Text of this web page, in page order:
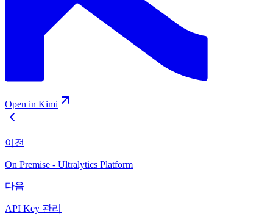
Open in Kimi
이전
On Premise - Ultralytics Platform
다음
API Key 관리